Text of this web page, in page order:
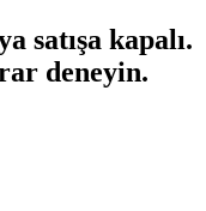
satışa kapalı.
deneyin.